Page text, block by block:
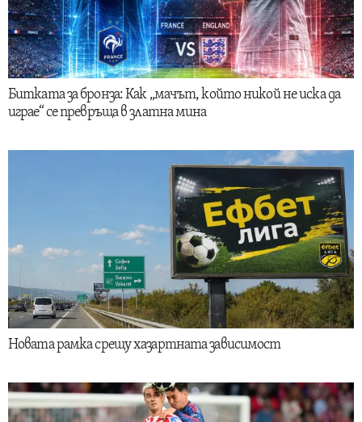
Битката за бронза: Как „мачът, който никой не иска да
играе“ се превръща в златна мина
Новата рамка срещу хазартната зависимост